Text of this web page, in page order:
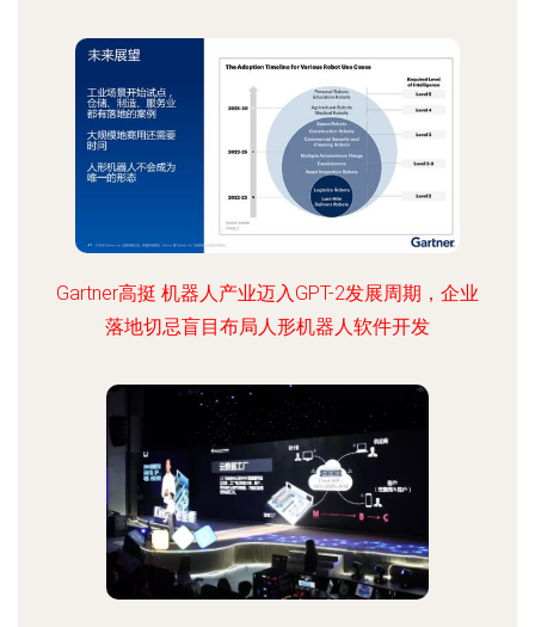
Gartner高挺 机器人产业迈入GPT-2发展周期，企业
落地切忌盲目布局人形机器人软件开发